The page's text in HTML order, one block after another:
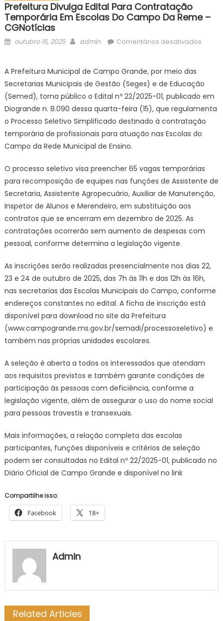
Prefeitura Divulga Edital Para Contratação
Temporária Em Escolas Do Campo Da Reme –
CGNotícias
Posted
outubro 15, 2025 Author
admin Comentários desativadosem
para
em
da
Reme
–
A Prefeitura Municipal de Campo Grande, por meio das
Secretarias Municipais de Gestão (Seges) e de Educação
(Semed), torna público o Edital nº 22/2025-01, publicado em
Diogrande n. 8.090 dessa quarta-feira (15), que regulamenta
o Processo Seletivo Simplificado destinado à contratação
temporária de profissionais para atuação nas Escolas do
Campo da Rede Municipal de Ensino.
O processo seletivo visa preencher 65 vagas temporárias
para recomposição de equipes nas funções de Assistente de
Secretaria, Assistente Agropecuário, Auxiliar de Manutenção,
Inspetor de Alunos e Merendeiro, em substituição aos
contratos que se encerram em dezembro de 2025. As
contratações ocorrerão sem aumento de despesas com
pessoal, conforme determina a legislação vigente.
As inscrições serão realizadas presencialmente nos dias 22,
23 e 24 de outubro de 2025, das 7h às 11h e das 12h às 16h,
nas secretarias das Escolas Municipais do Campo, conforme
endereços constantes no edital. A ficha de inscrição está
disponível para download no site da Prefeitura
(www.campogrande.ms.gov.br/semadi/processoseletivo) e
também nas próprias unidades escolares.
A seleção é aberta a todos os interessados que atendam
aos requisitos previstos e também garante condições de
participação às pessoas com deficiência, conforme a
legislação vigente, além de assegurar o uso do nome social
para pessoas travestis e transexuais.
Mais informações, a relação completa das escolas
participantes, funções disponíveis e critérios de seleção
podem ser consultadas no Edital nº 22/2025-01, publicado no
Diário Oficial de Campo Grande e disponível no link
Compartilhe isso:
Facebook 18+
Admin
Related Articles